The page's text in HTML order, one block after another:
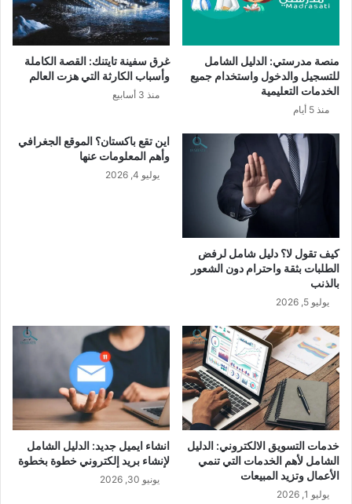
منصة مدرستي: الدليل الشامل
للتسجيل والدخول واستخدام جميع
الخدمات التعليمية
منذ 5 أيام
غرق سفينة تايتنك: القصة الكاملة
وأسباب الكارثة التي هزت العالم
منذ 3 أسابيع
كيف تقول لا؟ دليل شامل لرفض
الطلبات بثقة واحترام دون الشعور
بالذنب
يوليو 5, 2026
اين تقع باكستان؟ الموقع الجغرافي
وأهم المعلومات عنها
يوليو 4, 2026
خدمات التسويق الالكتروني: الدليل
الشامل لأهم الخدمات التي تنمي
الأعمال وتزيد المبيعات
يوليو 1, 2026
انشاء ايميل جديد: الدليل الشامل
لإنشاء بريد إلكتروني خطوة بخطوة
يونيو 30, 2026